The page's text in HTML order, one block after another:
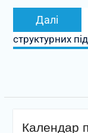
Далі
структурних
Календар